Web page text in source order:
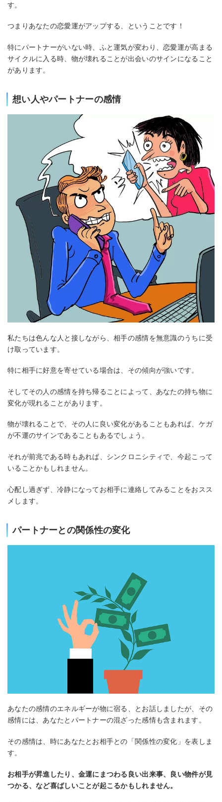
す。
つまりあなたの恋愛運がアップする、ということです！
特にパートナーがいない時、ふと運気が変わり、恋愛運が高まる
サイクルに入る時、物が壊れることが出会いのサインになること
があります。
想い人やパートナーの感情
私たちは色んな人と接しながら、相手の感情を無意識のうちに受
け取っています。
特に相手に好意を寄せている場合は、その傾向が強いです。
そしてその人の感情を持ち帰ることによって、あなたの持ち物に
変化が現れることがあります。
物が壊れることで、その人に良い変化があることもあれば、ケガ
が不運のサインであることもあるでしょう。
それが前兆である時もあれば、シンクロニシティで、今起こって
いることかもしれません。
心配し過ぎず、冷静になってお相手に連絡してみることをおスス
メします。
パートナーとの関係性の変化
あなたの感情のエネルギーが物に宿る、とお話しましたが、その
感情には、あなたとパートナーの混ざった感情も含まれます。
その感情は、時にあなたとお相手との「関係性の変化」を表しま
す。
お相手が昇進したり、金運にまつわる良い出来事、良い物件が見
つかる、など喜ばしいことが起こるかもしれません。